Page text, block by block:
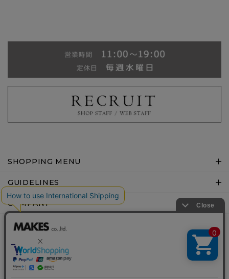
SHOPPING MENU
GUIDELINES
COMPANY